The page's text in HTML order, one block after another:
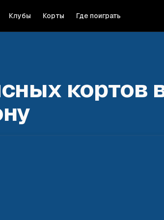
Клубы Корты Где поиграть
кортов